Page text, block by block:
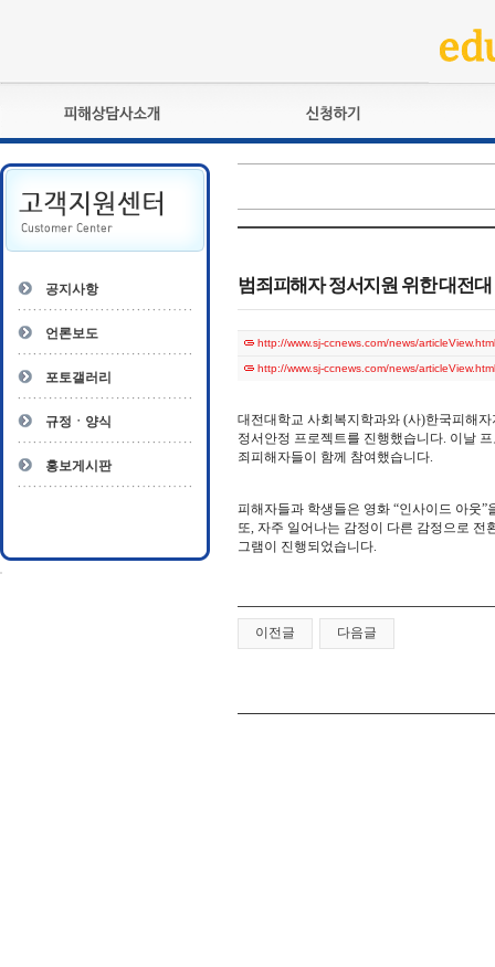
피해상담사란?
자격관리규정
상담사 자격증 확인
- 피해상담사 1급
- 전문수련감독자
- 전문수련기관
교육훈련
자격복원
공지사항
언론보도
포토갤러리
규정ㆍ양식
홍보게시판
범죄피해자 정서지원 위한 대전
http://www.sj-ccnews.com/news/
http://www.sj-ccnews.com/news/
대전대학교 사회복지학과와 (사)한국피해
정서안정 프로젝트를 진행했습니다. 이날
죄피해자들이 함께 참여했습니다.
피해자들과 학생들은 영화 “인사이드 아웃
또, 자주 일어나는 감정이 다른 감정으로
그램이 진행되었습니다.
이전글 다음글